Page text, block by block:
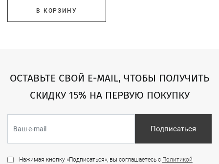
В КОРЗИНУ
ОСТАВЬТЕ СВОЙ E-MAIL, ЧТОБЫ ПОЛУЧИТЬ
СКИДКУ 15% НА ПЕРВУЮ ПОКУПКУ
Подписаться
Нажимая кнопку «Подписаться», вы соглашаетесь с Политикой